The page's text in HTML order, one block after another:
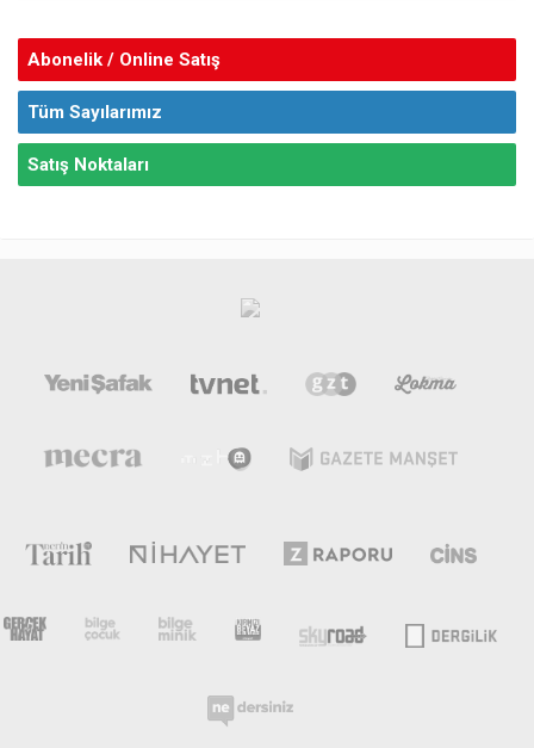
Abonelik / Online Satış
Tüm Sayılarımız
Satış Noktaları